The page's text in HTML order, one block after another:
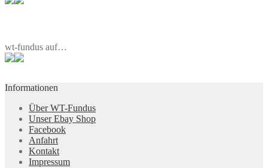
wt-fundus auf…
Informationen
Über WT-Fundus
Unser Ebay Shop
Facebook
Anfahrt
Kontakt
Impressum